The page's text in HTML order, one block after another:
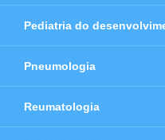
Pediatria do
Pneumologia
Reumatologia